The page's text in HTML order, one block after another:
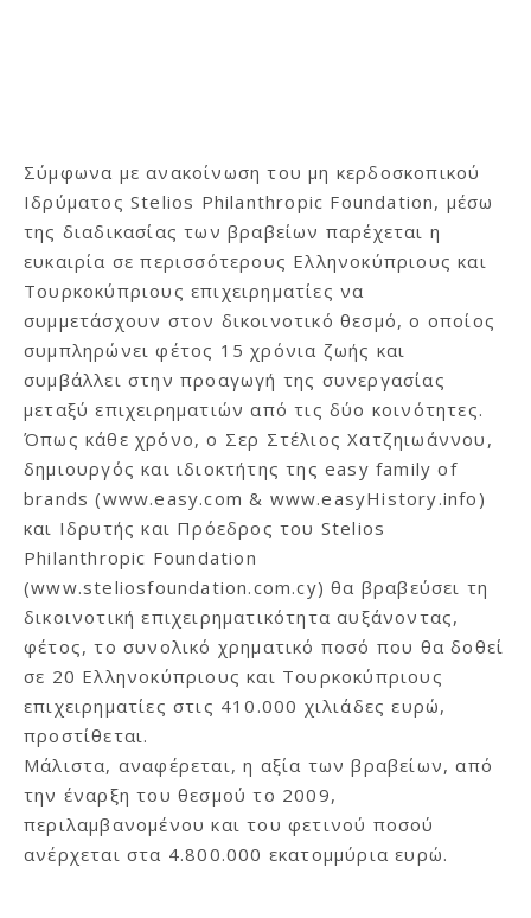
Σύμφωνα με ανακοίνωση του μη κερδοσκοπικού
Ιδρύματος Stelios Philanthropic Foundation, μέσω
της διαδικασίας των βραβείων παρέχεται η
ευκαιρία σε περισσότερους Ελληνοκύπριους και
Τουρκοκύπριους επιχειρηματίες να
συμμετάσχουν στον δικοινοτικό θεσμό, ο οποίος
συμπληρώνει φέτος 15 χρόνια ζωής και
συμβάλλει στην προαγωγή της συνεργασίας
μεταξύ επιχειρηματιών από τις δύο κοινότητες.
Όπως κάθε χρόνο, ο Σερ Στέλιος Χατζηιωάννου,
δημιουργός και ιδιοκτήτης της easy family of
brands (www.easy.com & www.easyHistory.info)
και Ιδρυτής και Πρόεδρος του Stelios
Philanthropic Foundation
(www.steliosfoundation.com.cy) θα βραβεύσει τη
δικοινοτική επιχειρηματικότητα αυξάνοντας,
φέτος, το συνολικό χρηματικό ποσό που θα δοθεί
σε 20 Ελληνοκύπριους και Τουρκοκύπριους
επιχειρηματίες στις 410.000 χιλιάδες ευρώ,
προστίθεται.
Μάλιστα, αναφέρεται, η αξία των βραβείων, από
την έναρξη του θεσμού το 2009,
περιλαμβανομένου και του φετινού ποσού
ανέρχεται στα 4.800.000 εκατομμύρια ευρώ.